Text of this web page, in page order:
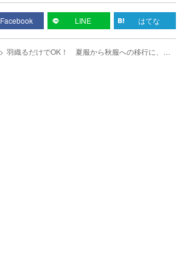
Facebook LINE はてな
羽織るだけでOK！ 夏服から秋服への移行に、便
利なアイテムを押さえよう！